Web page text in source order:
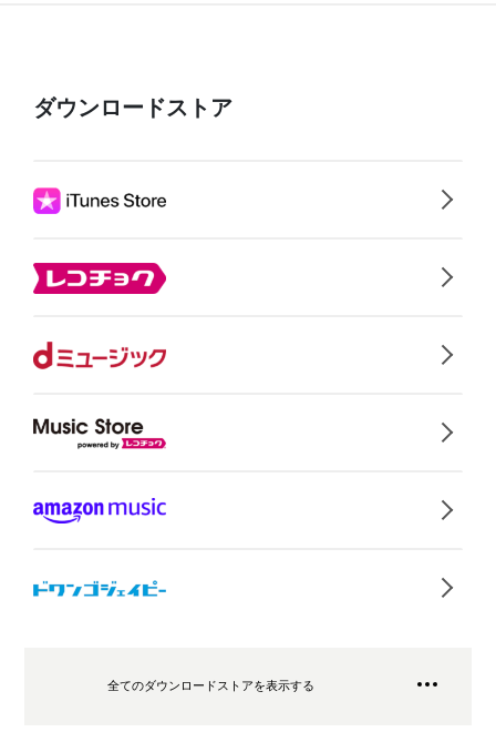
ダウンロードストア
全てのダウンロードストアを表示する